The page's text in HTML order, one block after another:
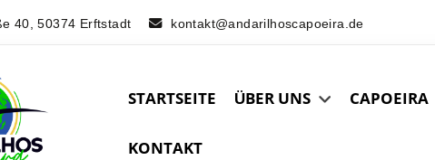
40, 50374 Erftstadt kontakt@andarilhoscapoeira.de
STARTSEITE ÜBER UNS CAPOEIRA
KONTAKT